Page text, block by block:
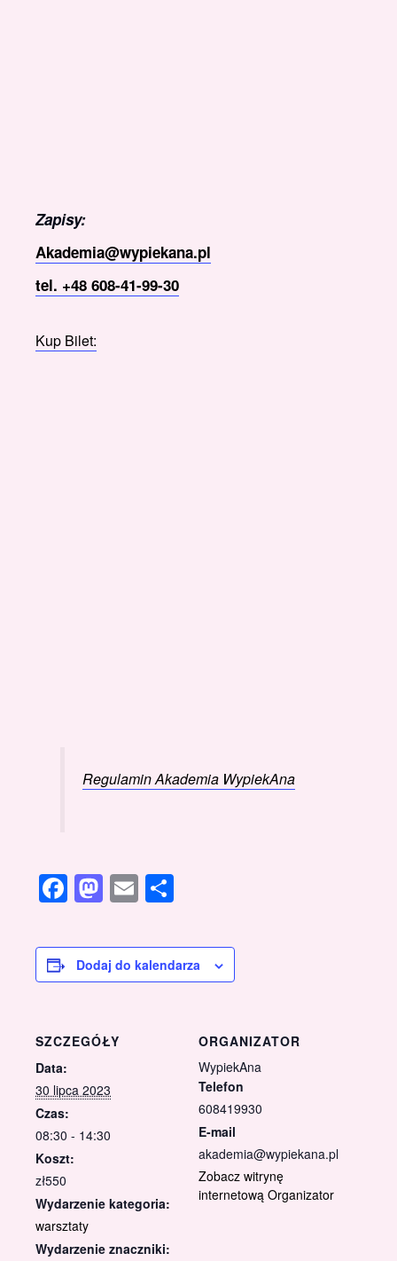
Zapisy:
Akademia@wypiekana.pl
tel. +48 608-41-99-30
Kup Bilet:
Regulamin Akademia WypiekAna
Facebook
Mastodon
Email
Dodaj do kalendarza
SZCZEGÓŁY
Data:
30 lipca 2023
Czas:
08:30 - 14:30
Koszt:
zł550
Wydarzenie kategoria:
warsztaty
Wydarzenie znaczniki:
ORGANIZATOR
WypiekAna
Telefon
608419930
E-mail
akademia@wypiekana.pl
Zobacz witrynę
internetową Organizator